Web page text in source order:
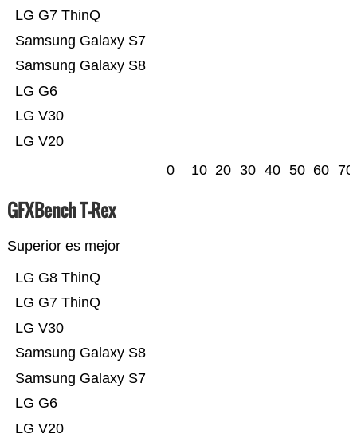
LG V20
LG V30
LG G6
Samsung Galaxy S8
Samsung Galaxy S7
LG G7 ThinQ
0 10 20 30 40 50 60 70
GFXBench T-Rex
Superior es mejor
LG V20
LG G6
Samsung Galaxy S7
Samsung Galaxy S8
LG V30
LG G7 ThinQ
LG G8 ThinQ